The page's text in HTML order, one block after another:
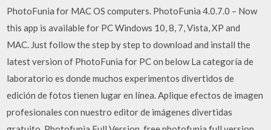
PhotoFunia for MAC OS computers. PhotoFunia 4.0.7.0 – Now
this app is available for PC Windows 10, 8, 7, Vista, XP and
MAC. Just follow the step by step to download and install the
latest version of PhotoFunia for PC on below La categoría de
laboratorio es donde muchos experimentos divertidos de
edición de fotos tienen lugar en línea. Aplique efectos de imagen
profesionales con nuestro editor de imágenes divertidas